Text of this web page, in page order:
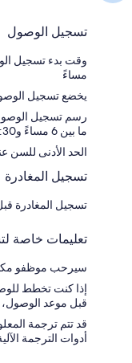
تسجيل الوصول
مساءً
يخضع تسجيل
ما بين 6 مساءً و11:30 مساءً
الحد الأدنى للسن
تسجيل المغادرة
تسجيل المغادرة قبل 12:30
تعليمات خاصة
سيرحب موظفو مكتب
قبل موعد الوصول،
قد تتم ترجمة
أدوات الترجمة